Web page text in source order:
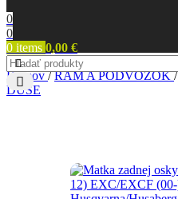
0
0
0 items 0,00 €
Domov/ RÁM A PODVOZOK/
DUŠE